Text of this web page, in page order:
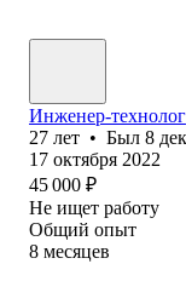
Инженер-технолог
27 лет • Был 8
17 октября 2022
45 000 ₽
Не ищет работу
Общий опыт
8 месяцев